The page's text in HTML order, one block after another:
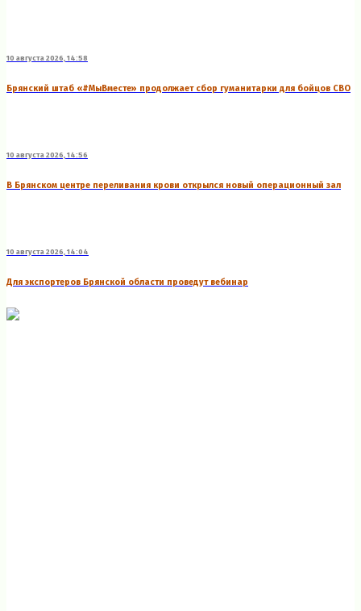
10 августа 2026, 14:58
Брянский штаб «#МыВместе» продолжает сбор гуманитарки для бойцов СВО
10 августа 2026, 14:56
В Брянском центре переливания крови открылся новый операционный зал
10 августа 2026, 14:04
Для экспортеров Брянской области проведут вебинар